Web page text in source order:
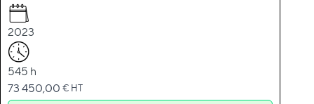
2023
545 h
73 450,00 € HT